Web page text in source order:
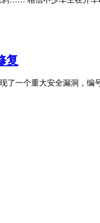
复
一个重大安全漏洞，编